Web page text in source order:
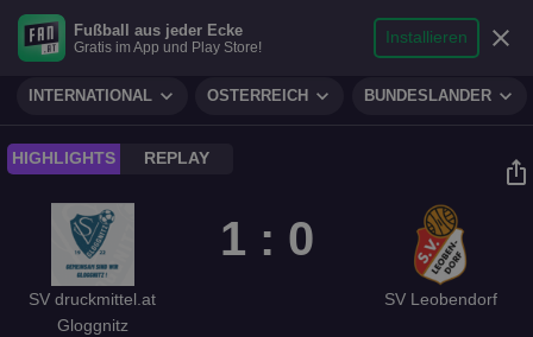
sports_soccer FUSSBALLexpand_more search
Suche
micro
Reporter
person
Login
INTERNATIONAL expand_more ÖSTERREICH expand_more BUNDESLÄNDER expand_more
Fußball aus jeder Ecke
Gratis im App und Play Store!
Installieren close
ios_share
HIGHLIGHTS REPLAY
SV druckmittel.at
Gloggnitz
1 : 0
SV Leobendorf